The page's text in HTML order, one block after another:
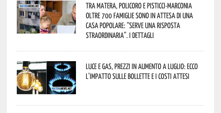
Tra Matera, Policoro e Pisticci-Marconia
oltre 700 famiglie sono in attesa di una
casa popolare: “serve una risposta
straordinaria”. I dettagli
Luce e gas, prezzi in aumento a luglio: ecco
l’impatto sulle bollette e i costi attesi